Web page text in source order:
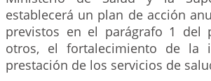
establecerá un plan de acción
previstos en el parágrafo 1 del
otros, el fortalecimiento de la
prestación de los servicios de